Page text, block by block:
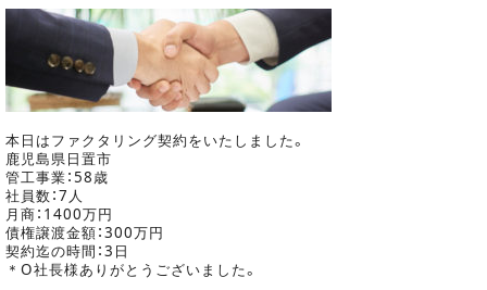
本日はファクタリング契約をいたしました。
鹿児島県日置市
管工事業：58歳
社員数：7人
月商：1400万円
債権譲渡金額：300万円
契約迄の時間：3日
＊O社長様ありがとうございました。